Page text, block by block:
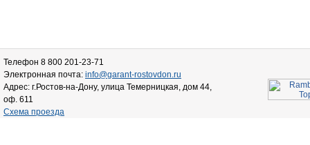
Телефон 8 800 201-23-71
Электронная почта: info@garant-rostovdon.ru
Адрес: г.Ростов-на-Дону, улица Темерницкая, дом 44,
оф. 611
Схема проезда